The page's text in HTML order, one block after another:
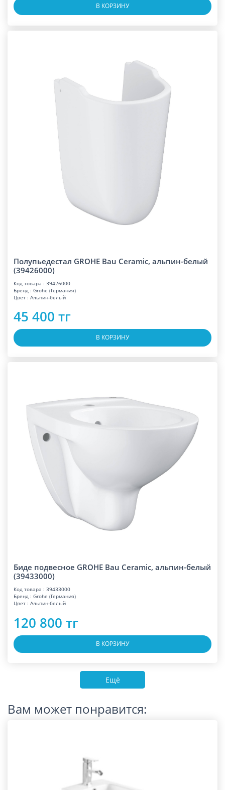
В КОРЗИНУ
Полупьедестал GROHE Bau Ceramic, альпин-белый
(39426000)
Код товара : 39426000
Бренд : Grohe (Германия)
Цвет : Альпин-белый
45 400 тг
В КОРЗИНУ
Биде подвесное GROHE Bau Ceramic, альпин-белый
(39433000)
Код товара : 39433000
Бренд : Grohe (Германия)
Цвет : Альпин-белый
120 800 тг
В КОРЗИНУ
Ещё
Вам может понравится: